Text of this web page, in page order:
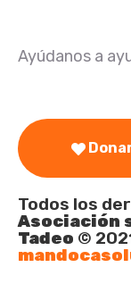
Ayúdanos a
Todos los
Asociación
Tadeo ©